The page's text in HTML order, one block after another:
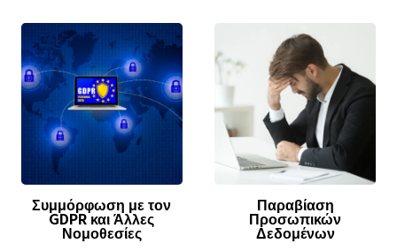
Συμμόρφωση με τον
GDPR και Άλλες
Νομοθεσίες
Παραβίαση
Προσωπικών
Δεδομένων